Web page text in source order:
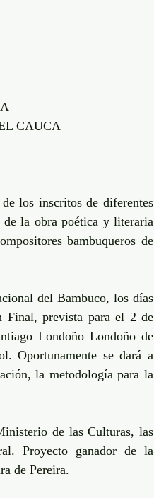
CAUCA
los inscritos de diferentes
de la obra poética y literaria
bambuqueros de
del Bambuco, los días
Final, prevista para el 2 de
Londoño Londoño de
Oportunamente se dará a
la metodología para la
de las Culturas, las
Proyecto ganador de la
de Pereira.